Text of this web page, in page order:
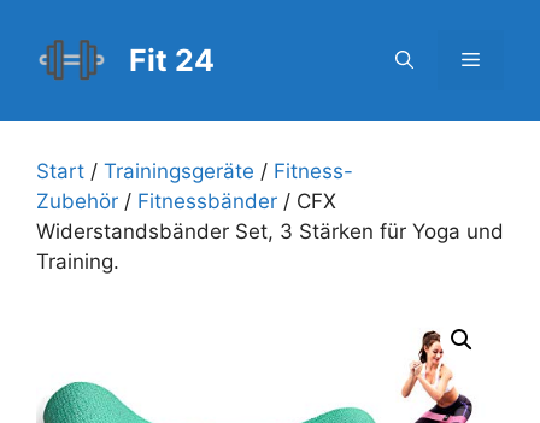
Inhalt
springen
Fit 24 Menü
Start / Trainingsgeräte / Fitness-
Zubehör / Fitnessbänder / CFX
Widerstandsbänder Set, 3 Stärken für Yoga und
Training.